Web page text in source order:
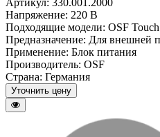
Напряжение: 220 В
Подходящие модели: OSF Touch
Предназначение: Для внешней
Применение: Блок питания
Производитель: OSF
Страна: Германия
Уточнить цену